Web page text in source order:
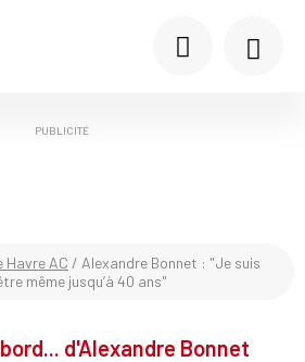
PUBLICITÉ
Havre AC / Alexandre Bonnet : "Je suis
même jusqu’à 40 ans"
d'Alexandre Bonnet